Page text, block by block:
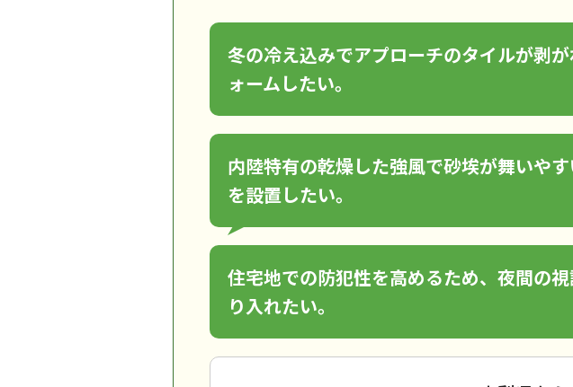
冬の冷え込みでアプローチのタイルが剥
ォームしたい。
内陸特有の乾燥した強風で砂埃が舞いや
を設置したい。
住宅地での防犯性を高めるため、夜間の
り入れたい。